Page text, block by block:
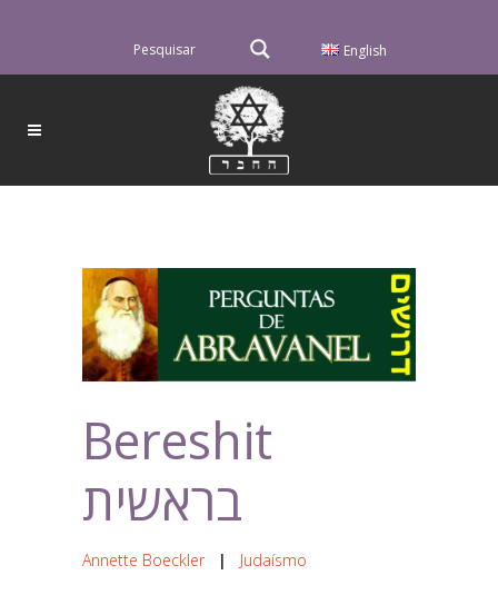
English
Bereshit
בראשית
Annette Boeckler| Judaísmo